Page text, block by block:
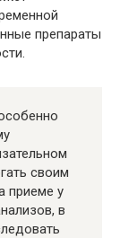
препараты
своим
приеме у
в